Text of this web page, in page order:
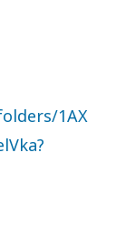
1AX